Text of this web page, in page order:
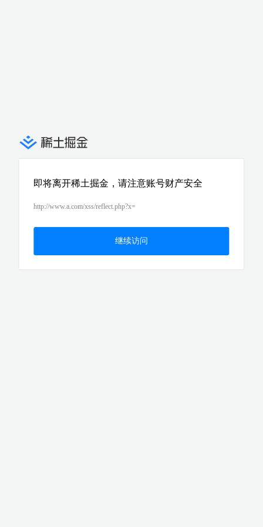
即将离开稀土掘金，请注意账号财产安全
http://www.a.com/xss/reflect.php?x=
继续访问